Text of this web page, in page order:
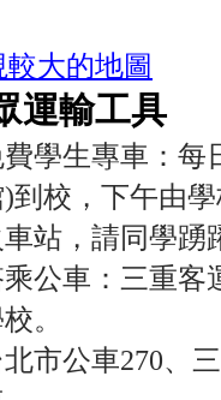
較大的地圖
運輸工具
學生專車：每
到校，下午由
車站，請同學踴
公車：三重客
。
北市公車270、